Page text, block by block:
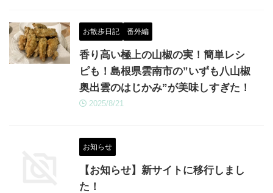
お散歩日記 番外編
香り高い極上の山椒の実！簡単レシ
ピも！島根県雲南市の”いずも八山椒
奥出雲のはじかみ”が美味しすぎた！
2025/8/21
お知らせ
【お知らせ】新サイトに移行しまし
た！